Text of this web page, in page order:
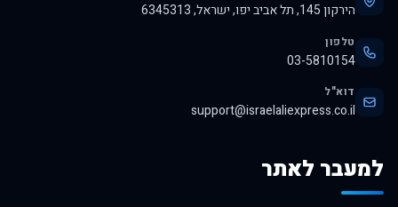
הירקון 145, תל אביב יפו, ישראל, 6345313
טלפון
03-5810154
דוא"ל
support@israelaliexpress.co.il
למעבר לאתר
לרכישה באלי אקספרס